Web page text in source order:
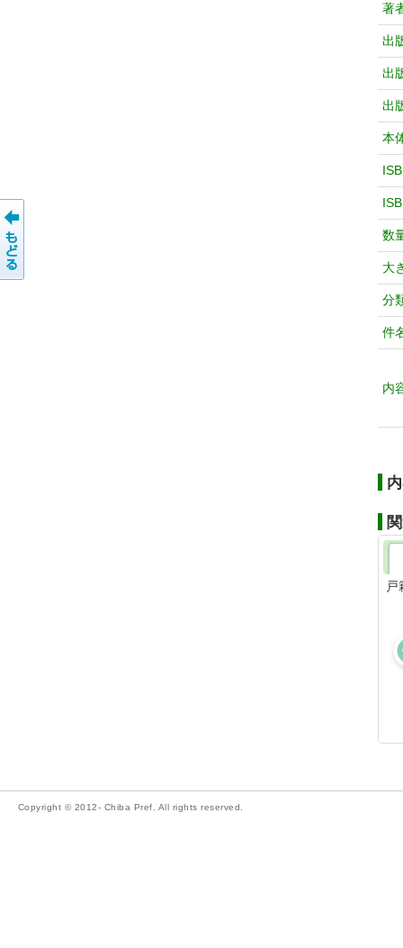
著
出
出
出
本
数
大
分
件
内
Copyright © 2012- Chiba Pref. All rights reserved.